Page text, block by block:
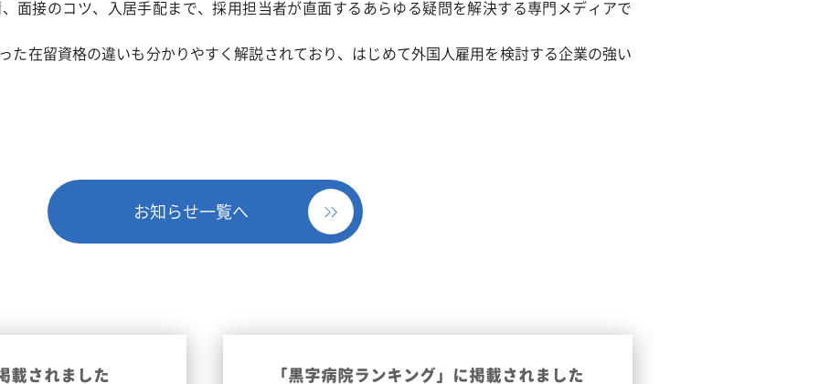
面接のコツ、入居手配まで、採用担当者が直面するあらゆる疑問を解決する専門メディアで
た在留資格の違いも分かりやすく解説されており、はじめて外国人雇用を検討する企業の強い
お知らせ一覧へ
載されました 「黒字病院ランキング」に掲載されました